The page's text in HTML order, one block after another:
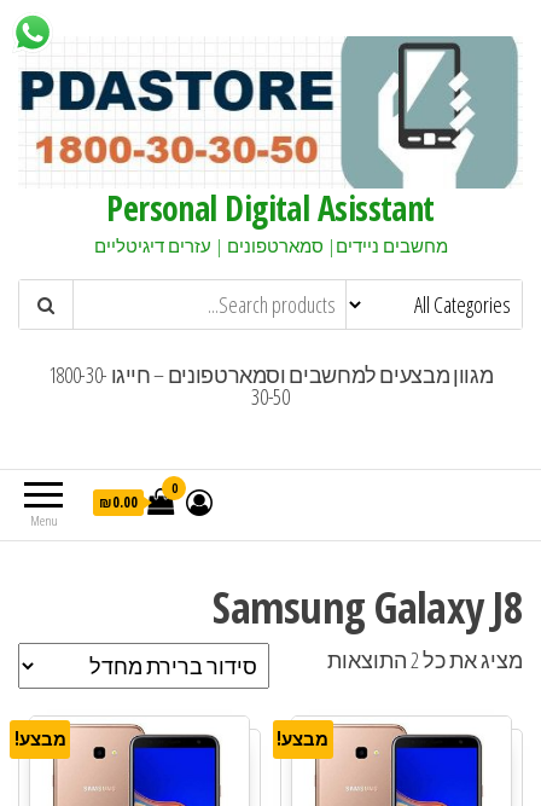
Personal Digital Asisstant
מחשבים ניידים| סמארטפונים | עזרים דיגיטליים
מגוון מבצעים למחשבים וסמארטפונים – חייגו 1800-30-
30-50
Menu
0
₪0.00
Samsung Galaxy J8
מציג את כל 2 התוצאות
מבצע! מבצע!